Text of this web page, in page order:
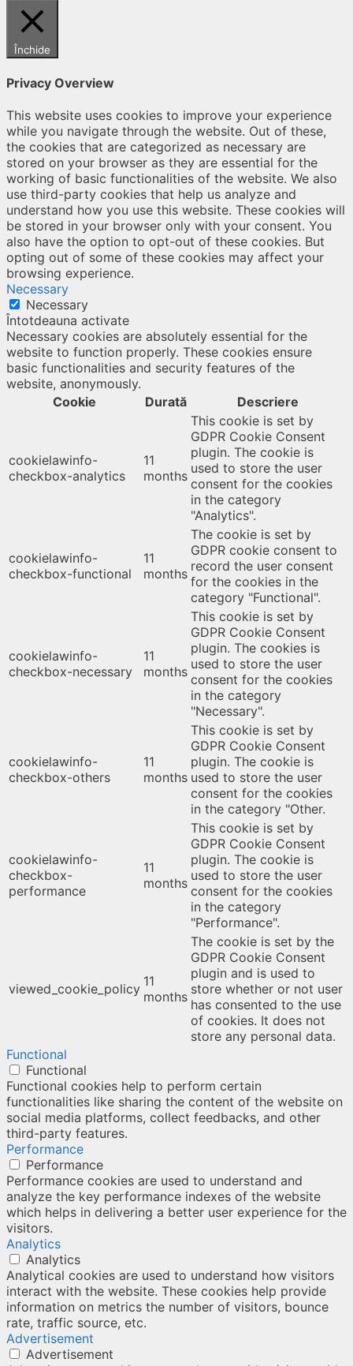
Închide
Privacy Overview
This website uses cookies to improve your experience
while you navigate through the website. Out of these,
the cookies that are categorized as necessary are
stored on your browser as they are essential for the
working of basic functionalities of the website. We also
use third-party cookies that help us analyze and
understand how you use this website. These cookies will
be stored in your browser only with your consent. You
also have the option to opt-out of these cookies. But
opting out of some of these cookies may affect your
browsing experience.
Necessary
Necessary
Întotdeauna activate
Necessary cookies are absolutely essential for the
website to function properly. These cookies ensure
basic functionalities and security features of the
website, anonymously.
Cookie
Durată Descriere
cookielawinfo-
checkbox-analytics
11
months
This cookie is set by
GDPR Cookie Consent
plugin. The cookie is
used to store the user
consent for the cookies
in the category
"Analytics".
cookielawinfo-
checkbox-functional
11
months
The cookie is set by
GDPR cookie consent to
record the user consent
for the cookies in the
category "Functional".
cookielawinfo-
checkbox-necessary
11
months
This cookie is set by
GDPR Cookie Consent
plugin. The cookies is
used to store the user
consent for the cookies
in the category
"Necessary".
cookielawinfo-
checkbox-others
11
months
This cookie is set by
GDPR Cookie Consent
plugin. The cookie is
used to store the user
consent for the cookies
in the category "Other.
cookielawinfo-
checkbox-
performance
11
months
This cookie is set by
GDPR Cookie Consent
plugin. The cookie is
used to store the user
consent for the cookies
in the category
"Performance".
viewed_cookie_policy 11
months
The cookie is set by the
GDPR Cookie Consent
plugin and is used to
store whether or not user
has consented to the use
of cookies. It does not
store any personal data.
Functional
Functional
Functional cookies help to perform certain
functionalities like sharing the content of the website on
social media platforms, collect feedbacks, and other
third-party features.
Performance
Performance
Performance cookies are used to understand and
analyze the key performance indexes of the website
which helps in delivering a better user experience for the
visitors.
Analytics
Analytics
Analytical cookies are used to understand how visitors
interact with the website. These cookies help provide
information on metrics the number of visitors, bounce
rate, traffic source, etc.
Advertisement
Advertisement